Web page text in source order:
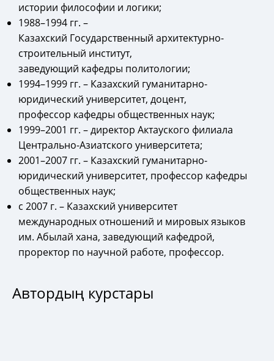
истории философии и логики;
1988–1994 гг. –
Казахский Государственный архитектурно-
строительный институт,
заведующий кафедры политологии;
1994–1999 гг. – Казахский гуманитарно-
юридический университет, доцент,
профессор кафедры общественных наук;
1999–2001 гг. – директор Актауского филиала
Центрально-Азиатского университета;
2001–2007 гг. – Казахский гуманитарно-
юридический университет, профессор кафедры
общественных наук;
с 2007 г. – Казахский университет
международных отношений и мировых языков
им. Абылай хана, заведующий кафедрой,
проректор по научной работе, профессор.
Автордың курстары